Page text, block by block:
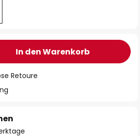
In den Warenkorb
Retoure